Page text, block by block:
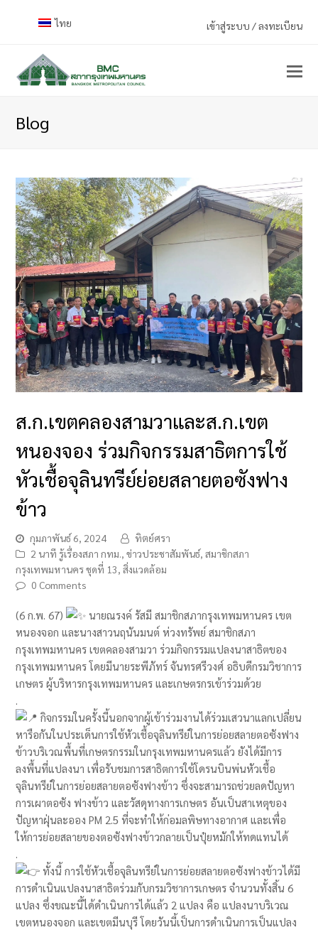
ไทย เข้าสู่ระบบ / ลงทะเบียน
Blog
ส.ก.เขตคลองสามวาและส.ก.เขต
หนองจอง ร่วมกิจกรรมสาธิตการใช้
หัวเชื้อจุลินทรีย์ย่อยสลายตอซังฟาง
ข้าว
กุมภาพันธ์ 6, 2024
ทิตย์ศรา
2 นาที รู้เรื่องสภา กทม., ข่าวประชาสัมพันธ์, สมาชิกสภา
กรุงเทพมหานคร ชุดที่ 13, สิ่งแวดล้อม
0 Comments
(6 ก.พ. 67)
นายณรงค์ รัสมี สมาชิกสภากรุงเทพมหานคร เขต
หนองจอก และนางสาวนฤนันมนต์ ห่วงทรัพย์ สมาชิกสภา
กรุงเทพมหานคร เขตคลองสามวา ร่วมกิจกรรมแปลงนาสาธิตของ
กรุงเทพมหานคร โดยมีนายระพีภัทร์ จันทรศรีวงศ์ อธิบดีกรมวิชาการ
เกษตร ผู้บริหารกรุงเทพมหานคร และเกษตรกรเข้าร่วมด้วย
.
กิจกรรมในครั้งนี้นอกจากผู้เข้าร่วมงานได้ร่วมเสวนาแลกเปลี่ยน
หารือกันในประเด็นการใช้หัวเชื้อจุลินทรีย์ในการย่อยสลายตอซังฟาง
ข้าวบริเวณพื้นที่เกษตรกรรมในกรุงเทพมหานครแล้ว ยังได้มีการ
ลงพื้นที่แปลงนา เพื่อรับชมการสาธิตการใช้โดรนบินพ่นหัวเชื้อ
จุลินทรีย์ในการย่อยสลายตอซังฟางข้าว ซึ่งจะสามารถช่วยลดปัญหา
การเผาตอซัง ฟางข้าว และวัสดุทางการเกษตร อันเป็นสาเหตุของ
ปัญหาฝุ่นละออง PM 2.5 ที่จะทำให้ก่อมลพิษทางอากาศ และเพื่อ
ให้การย่อยสลายของตอซังฟางข้าวกลายเป็นปุ๋ยหมักให้ทดแทนได้
.
ทั้งนี้ การใช้หัวเชื้อจุลินทรีย์ในการย่อยสลายตอซังฟางข้าวได้มี
การดำเนินแปลงนาสาธิตร่วมกับกรมวิชาการเกษตร จำนวนทั้งสิ้น 6
แปลง ซึ่งขณะนี้ได้ดำเนินการได้แล้ว 2 แปลง คือ แปลงนาบริเวณ
เขตหนองจอก และเขตมีนบุรี โดยวันนี้เป็นการดำเนินการเป็นแปลง